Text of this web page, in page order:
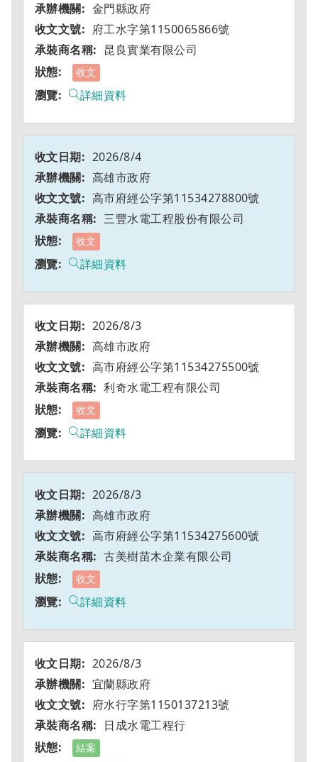
金門縣政府
府工水字第1150065866號
昆良實業有限公司
收文
詳細資料
2026/8/4
高雄市政府
高市府經公字第11534278800號
三豐水電工程股份有限公司
收文
詳細資料
2026/8/3
高雄市政府
高市府經公字第11534275500號
利奇水電工程有限公司
收文
詳細資料
2026/8/3
高雄市政府
高市府經公字第11534275600號
古美樹苗木企業有限公司
收文
詳細資料
2026/8/3
宜蘭縣政府
府水行字第1150137213號
日成水電工程行
結案